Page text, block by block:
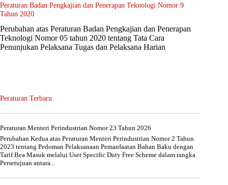
Peraturan Badan Pengkajian dan Penerapan Teknologi Nomor 9
Tahun 2020
Perubahan atas Peraturan Badan Pengkajian dan Penerapan
Teknologi Nomor 05 tahun 2020 tentang Tata Cara
Penunjukan Pelaksana Tugas dan Pelaksana Harian
Peraturan Terbaru
Peraturan Menteri Perindustrian Nomor 23 Tahun 2026
Perubahan Kedua atas Peraturan Menteri Perindustrian Nomor 2 Tahun
2023 tentang Pedoman Pelaksanaan Pemanfaatan Bahan Baku dengan
Tarif Bea Masuk melalui User Specific Duty Free Scheme dalam rangka
Persetujuan antara...